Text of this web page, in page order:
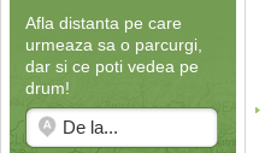
Afla distanta pe care
urmeaza sa o parcurgi,
dar si ce poti vedea pe
drum!